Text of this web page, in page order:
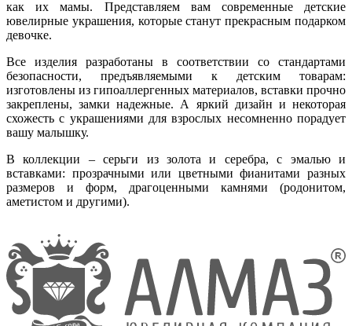
как их мамы. Представляем вам современные детские
ювелирные украшения, которые станут прекрасным подарком
девочке.
Все изделия разработаны в соответствии со стандартами
безопасности, предъявляемыми к детским товарам:
изготовлены из гипоаллергенных материалов, вставки прочно
закреплены, замки надежные. А яркий дизайн и некоторая
схожесть с украшениями для взрослых несомненно порадует
вашу малышку.
В коллекции – серьги из золота и серебра, с эмалью и
вставками: прозрачными или цветными фианитами разных
размеров и форм, драгоценными камнями (родонитом,
аметистом и другими).